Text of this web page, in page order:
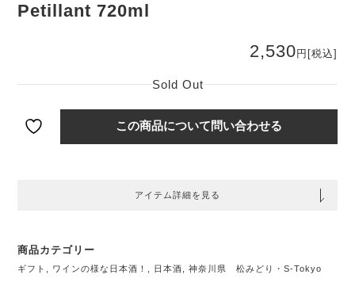
Petillant 720ml
2,530 円 [税込]
Sold Out
この商品について問い合わせる
アイテム詳細を見る
商品カテゴリー
ギフト ワインの様な日本酒！ 日本酒 ,神奈川県 松みどり・S-Tokyo